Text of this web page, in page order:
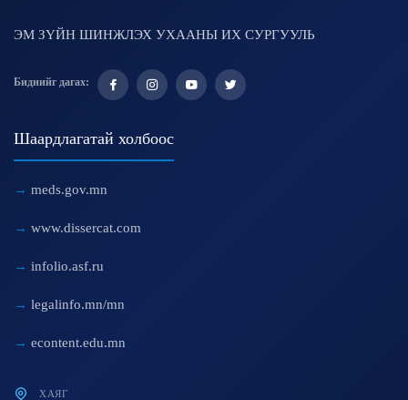
ЭМ ЗҮЙН ШИНЖЛЭХ УХААНЫ ИХ СУРГУУЛЬ
Биднийг дагах:
Шаардлагатай холбоос
meds.gov.mn
www.dissercat.com
infolio.asf.ru
legalinfo.mn/mn
econtent.edu.mn
ХАЯГ